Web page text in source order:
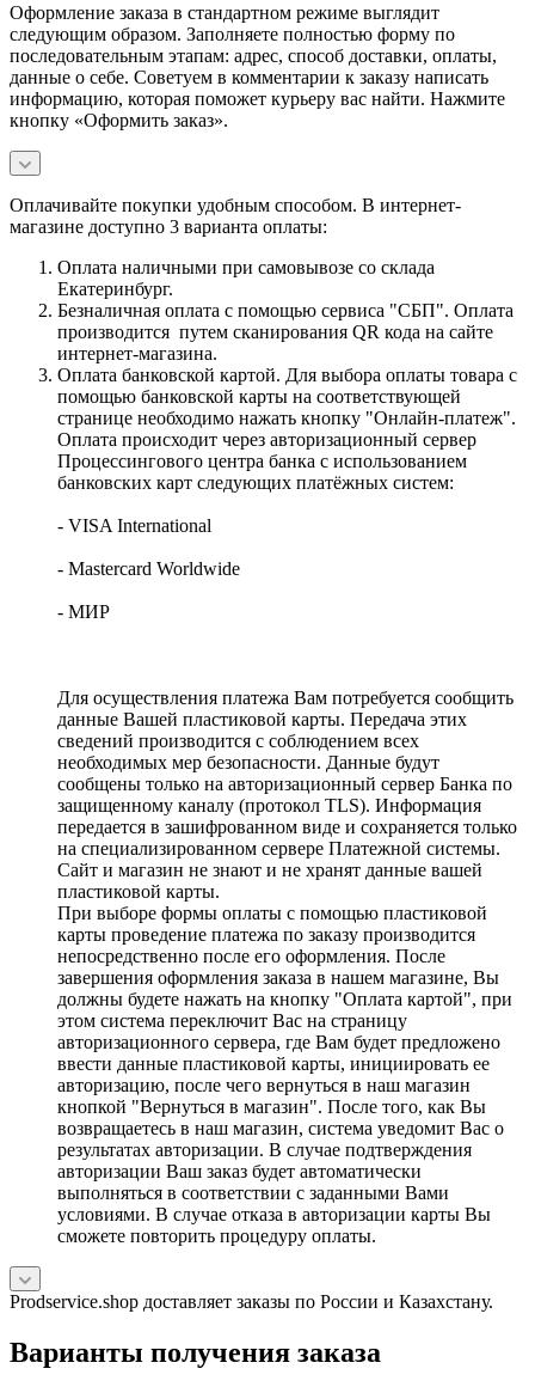
Оформление заказа в стандартном режиме выглядит
следующим образом. Заполняете полностью форму по
последовательным этапам: адрес, способ доставки, оплаты,
данные о себе. Советуем в комментарии к заказу написать
информацию, которая поможет курьеру вас найти. Нажмите
кнопку «Оформить заказ».
Оплачивайте покупки удобным способом. В интернет-
магазине доступно 3 варианта оплаты:
Оплата наличными при самовывозе со склада
Екатеринбург.
Безналичная оплата с помощью сервиса "СБП". Оплата
производится путем сканирования QR кода на сайте
интернет-магазина.
Оплата банковской картой. Для выбора оплаты товара с
помощью банковской карты на соответствующей
странице необходимо нажать кнопку "Онлайн-платеж".
Оплата происходит через авторизационный сервер
Процессингового центра банка с использованием
банковских карт следующих платёжных систем:
- VISA International
- Mastercard Worldwide
- МИР
Для осуществления платежа Вам потребуется сообщить
данные Вашей пластиковой карты. Передача этих
сведений производится с соблюдением всех
необходимых мер безопасности. Данные будут
сообщены только на авторизационный сервер Банка по
защищенному каналу (протокол TLS). Информация
передается в зашифрованном виде и сохраняется только
на специализированном сервере Платежной системы.
Сайт и магазин не знают и не хранят данные вашей
пластиковой карты.
При выборе формы оплаты с помощью пластиковой
карты проведение платежа по заказу производится
непосредственно после его оформления. После
завершения оформления заказа в нашем магазине, Вы
должны будете нажать на кнопку "Оплата картой", при
этом система переключит Вас на страницу
авторизационного сервера, где Вам будет предложено
ввести данные пластиковой карты, инициировать ее
авторизацию, после чего вернуться в наш магазин
кнопкой "Вернуться в магазин". После того, как Вы
возвращаетесь в наш магазин, система уведомит Вас о
результатах авторизации. В случае подтверждения
авторизации Ваш заказ будет автоматически
выполняться в соответствии с заданными Вами
условиями. В случае отказа в авторизации карты Вы
сможете повторить процедуру оплаты.
Prodservice.shop доставляет заказы по России и Казахстану.
Варианты получения заказа